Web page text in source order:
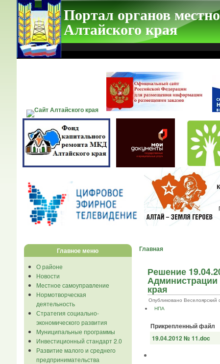
Портал органов
Алтайского края
Главное меню
О районе
Новости
Местное самоуправление
Нормотворческая
деятельность
Стратегия социально-
экономического развития
Муниципальные программы
Инвестиционный стандарт 2.0
Развитие малого и среднего
предпринимательства
Главная
Решение
Администрации
края
Опубликовано Веселоярский
НПА
Прикрепленный файл
19.04.2012 № 11.doc